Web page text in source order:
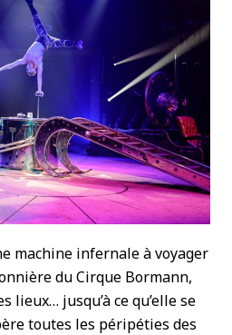
machine infernale à voyager
du Cirque Bormann,
lieux… jusqu’à ce qu’elle se
toutes les péripéties des